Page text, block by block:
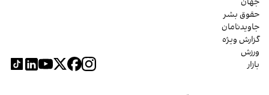
حقوق بشر
جاویدنامان
گزارش ویژه
ورزش
بازار